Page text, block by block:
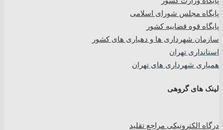
پایگاه مجلس شورای اسلامی
پایگاه قوه قضاییه کشور
سازمان شهرداری ها و دهیاری های کشور
استانداری تهران
همیاری شهرداری های تهران
لینک های گروهی
درگاه الکترونیکی مراجع تقلید